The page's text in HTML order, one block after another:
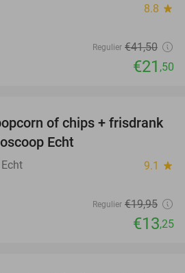
8.8 star
Regulier €41,50
€21 ,50
34%
of chips + frisdrank
Echt
9.1 star
Regulier €19,95
€13,25